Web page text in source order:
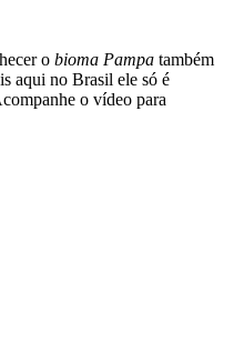
o bioma Pampa também
aqui no Brasil ele só é
o vídeo para